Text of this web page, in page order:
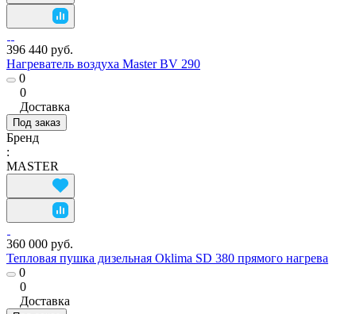
396 440 руб.
Нагреватель воздуха Master BV 290
0
0
Доставка
Под заказ
Бренд
:
MASTER
360 000 руб.
Тепловая пушка дизельная Oklima SD 380 прямого нагрева
0
0
Доставка